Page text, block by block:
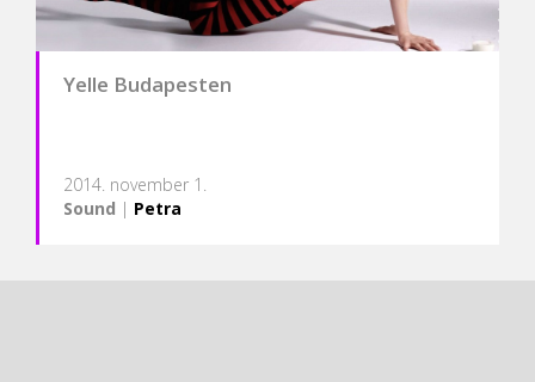
Yelle Budapesten
2014. november 1.
Sound | Petra